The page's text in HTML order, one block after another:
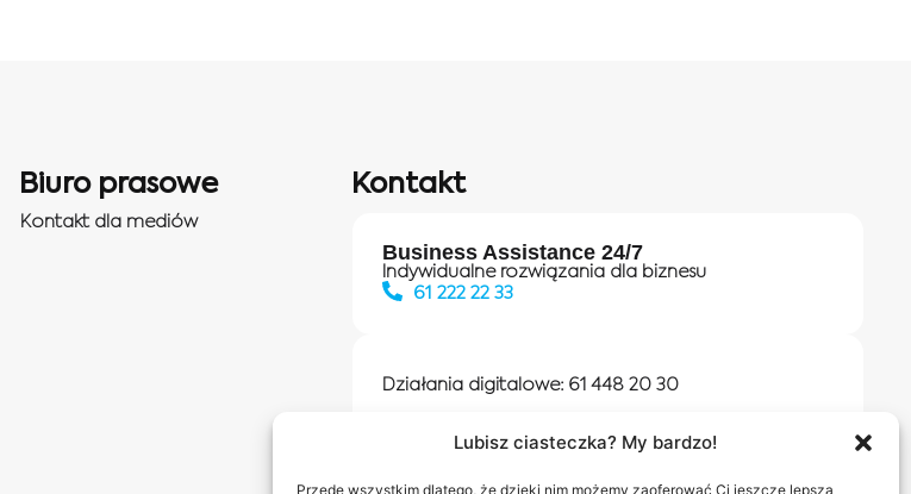
Lubisz ciasteczka? My bardzo!
Przede wszystkim dlatego, że dzięki nim możemy zaoferować Ci jeszcze lepszą
Biuro prasowe
Kontakt dla mediów
Kontakt
Business Assistance 24/7
Indywidualne rozwiązania dla biznesu
61 222 22 33
Działania digitalowe: 61 448 20 30
Salony INEA Napisz do nas